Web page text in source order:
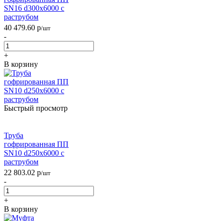
SN16 d300х6000 с
раструбом
40 479.60 р/шт
-
+
В корзину
Быстрый просмотр
Труба
гофрированная ПП
SN10 d250х6000 с
раструбом
22 803.02 р/шт
-
+
В корзину